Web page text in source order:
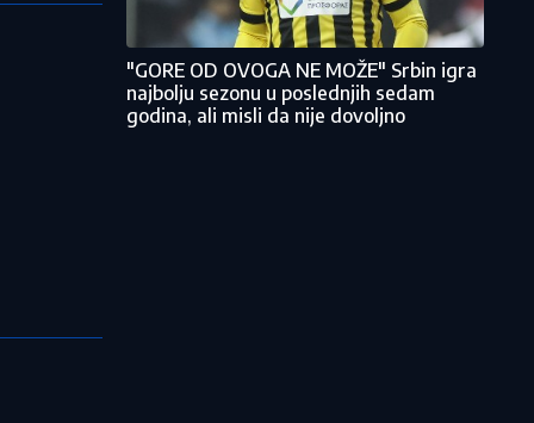
"GORE OD OVOGA NE MOŽE" Srbin igra
najbolju sezonu u poslednjih sedam
godina, ali misli da nije dovoljno